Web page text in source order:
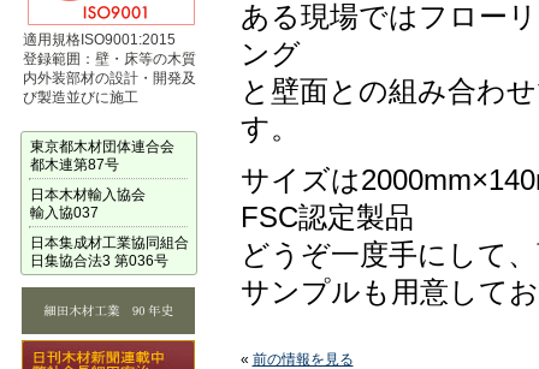
適用規格ISO9001:2015
登録範囲：壁・床等の木質
内外装部材の設計・開発及
び製造並びに施工
東京都木材団体連合会
都木連第87号
日本木材輸入協会
輸入協037
日本集成材工業協同組合
日集協合法3 第036号
ある現場ではフロー
ング
と壁面との組み合わ
す。
サイズは
FSC認定製品
どうぞ一度手にして
サンプルも用意して
« 前の情報を見る